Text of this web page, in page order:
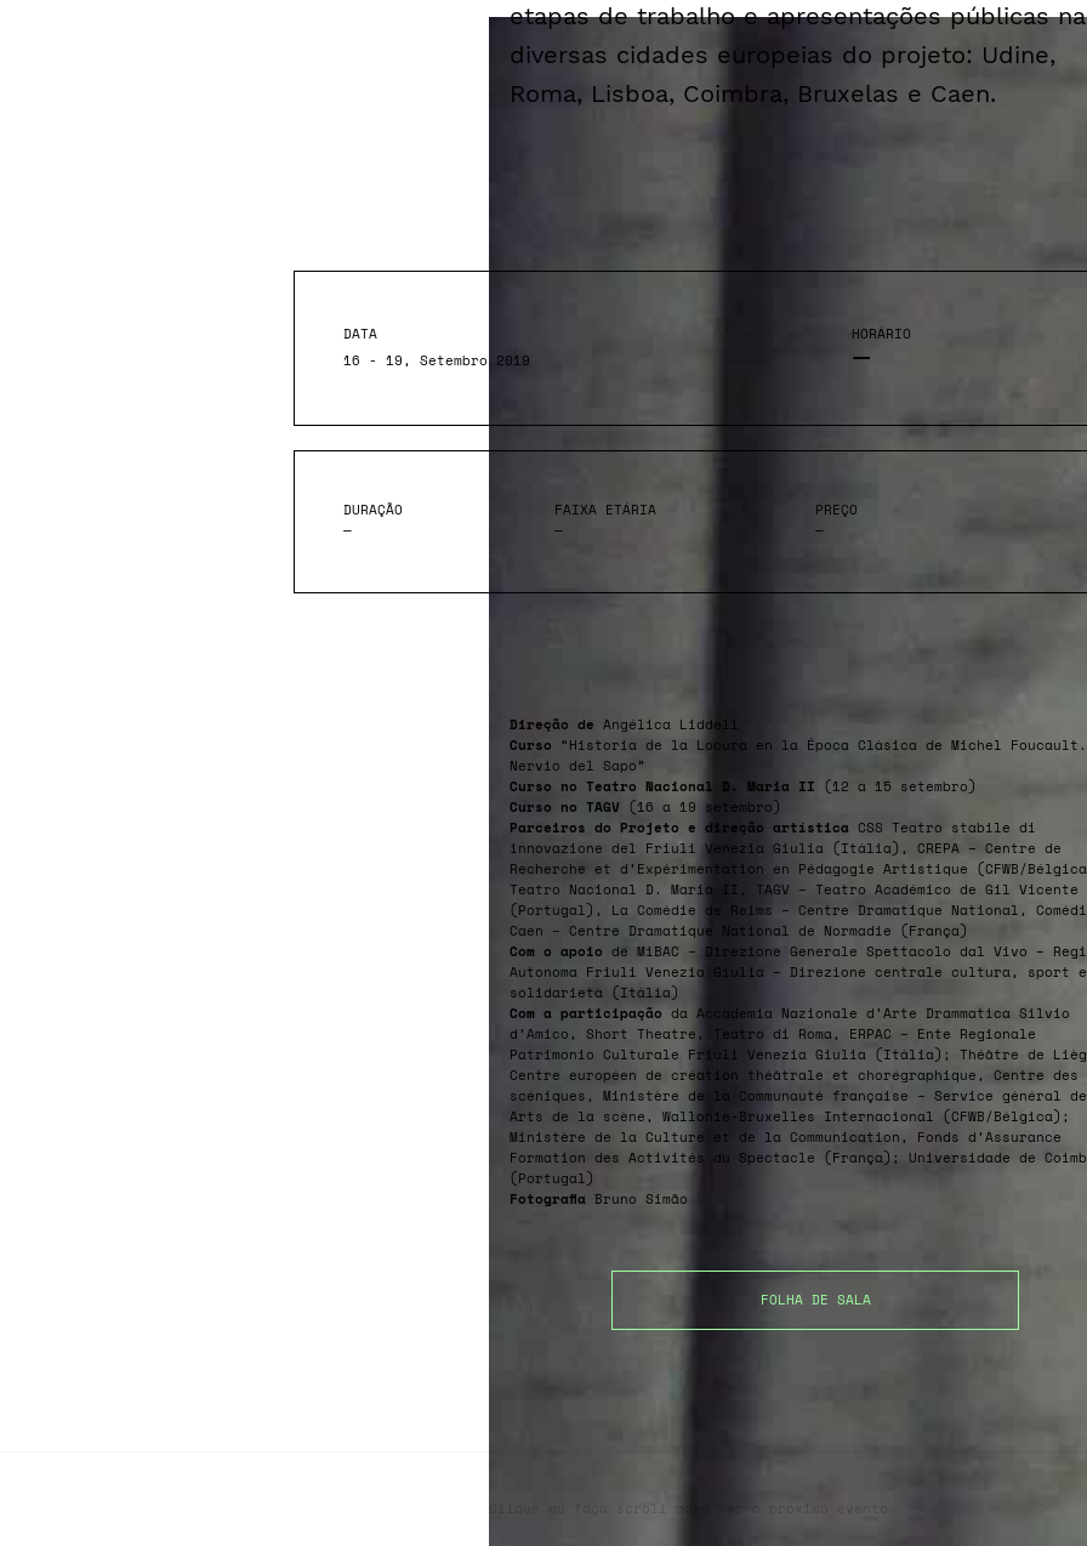
etapas de trabalho e apresentações públicas
diversas cidades europeias do projeto: Udine,
Roma, Lisboa, Coimbra, Bruxelas e Caen.
DATA
16 - 19, Setembro 2019
HORÁRIO
—
DURAÇÃO
—
FAIXA ETÁRIA
—
PREÇO
—
Direção de Angélica Liddell
Curso “Historia de la Locura en la Época Clásica de Michel
Nervio del Sapo”
Curso no Teatro Nacional D. Maria II (12 a 15 setembro)
Curso no TAGV (16 a 19 setembro)
Parceiros do Projeto e direção artística CSS Teatro stabile di
innovazione del Friuli Venezia Giulia (Itália), CREPA – Centre de
Recherche et d’Expérimentation en Pédagogie Artistique (CFWB/
Teatro Nacional D. Maria II, TAGV – Teatro Académico de Gil Vicente
(Portugal), La Comédie de Reims – Centre Dramatique National,
Caen – Centre Dramatique National de Normadie (França)
Com o apoio de MiBAC – Direzione Generale Spettacolo dal Vivo –
Autonoma Friuli Venezia Giulia – Direzione centrale cultura, sport e
solidarietà (Itália)
Com a participação da Accademia Nazionale d’Arte Drammatica Silvio
d’Amico, Short Theatre, Teatro di Roma, ERPAC – Ente Regionale
Patrimonio Culturale Friuli Venezia Giulia (Itália); Théâtre de
Centre européen de création théâtrale et chorégraphique, Centre des
scéniques, Ministère de la Communauté française – Service général
Arts de la scène, Wallonie-Bruxelles Internacional (CFWB/Bélgica);
Ministère de la Culture et de la Communication, Fonds d’Assurance
Formation des Activités du Spectacle (França); Universidade de
(Portugal)
Fotografia Bruno Simão
FOLHA DE SALA
Clique ou faça scroll para ver o próximo evento.